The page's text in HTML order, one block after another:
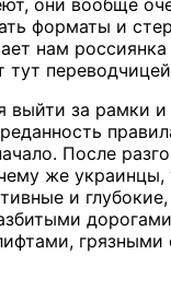
форматы и
нам
тут
выйти за рамки и
После
же
и